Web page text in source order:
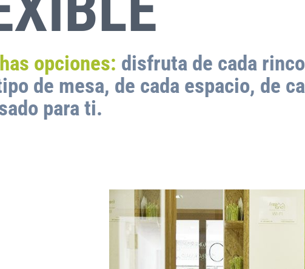
opciones: disfruta de cada
de mesa, de cada espacio, de
para ti.